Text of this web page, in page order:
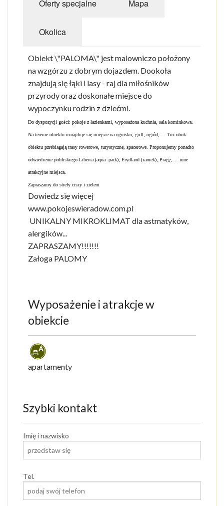
Oferty specjalne Mapa
Okolica
Obiekt \"PALOMA\" jest malowniczo położony
na wzgórzu z dobrym dojazdem. Dookoła
znajdują się łąki i lasy - raj dla miłośników
przyrody oraz doskonałe miejsce do
wypoczynku rodzin z dziećmi.
Do dyspozycji gości: pokoje z łazienkami, wyposażona kuchnia, sala kominkowa.
Na terenie obiektu uznajduje się miejsce na ognisko, grill, ogród, ... Tuz obok
obiektu pzrebiagają trasy rowerowe, turystyczne, spacerowe. Proponujemy ponadto
odwiedzenie pobliskiego Liberca (aqua -park), Frydland (zamek), Pragę, ... inne
atrakcyjne miejsca.
Zapraszamy do strefy ciszy i zieleni
Dowiedz się więcej
www.pokojeswieradow.com.pl
UNIKALNY MIKROKLIMAT dla astmatyków,
alergików...
ZAPRASZAMY!!!!!!!
Załoga PALOMY
Wyposażenie i atrakcje w
obiekcie
apartamenty
Szybki kontakt
Imię i nazwisko
Tel.